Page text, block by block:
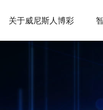
关于威尼斯人博彩